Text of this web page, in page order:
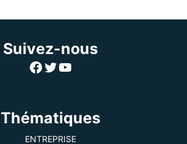
Suivez-nous
Facebook
Twitter
YouTube
Thématiques
ENTREPRISE